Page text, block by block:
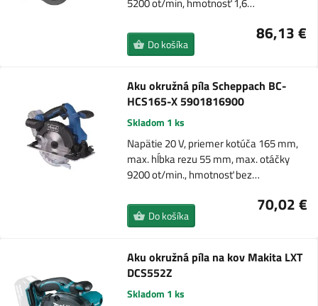
86,13 €
Do košíka
Aku okružná píla Scheppach BC-
HCS165-X 5901816900
Skladom 1 ks
Napätie 20 V, priemer kotúča 165 mm,
max. hĺbka rezu 55 mm, max. otáčky
9200 ot/min., hmotnosť bez…
70,02 €
Do košíka
Aku okružná píla na kov Makita LXT
DCS552Z
Skladom 1 ks